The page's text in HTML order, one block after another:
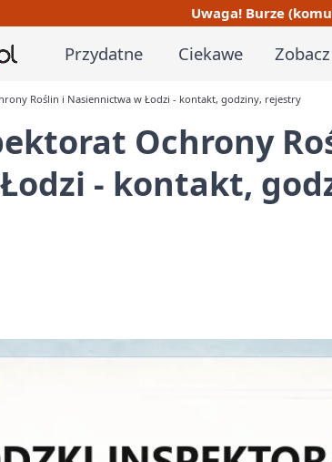
Uwaga! Burze
Przydatne Ciekawe Zobacz
Roślin i Nasiennictwa w Łodzi - kontakt, godziny, rejestry
Ochrony
- kontakt,